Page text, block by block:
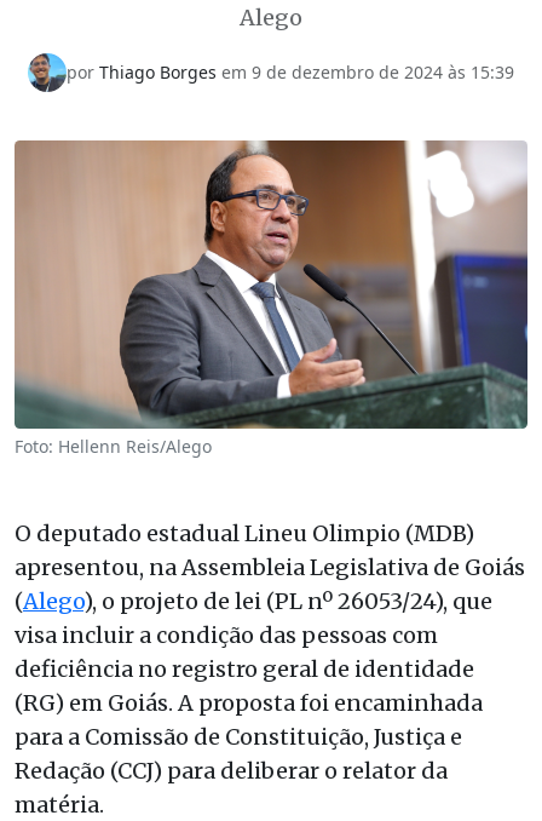
Alego
por Thiago Borges em 9 de dezembro de 2024 às 15:39
Foto: Hellenn Reis/Alego
O deputado estadual Lineu Olimpio (MDB)
apresentou, na Assembleia Legislativa de Goiás
(Alego), o projeto de lei (PL nº 26053/24), que
visa incluir a condição das pessoas com
deficiência no registro geral de identidade
(RG) em Goiás. A proposta foi encaminhada
para a Comissão de Constituição, Justiça e
Redação (CCJ) para deliberar o relator da
matéria.